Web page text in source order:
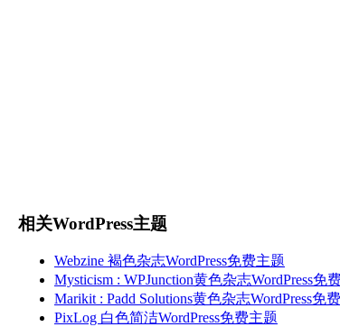
相关WordPress主题
Webzine 褐色杂志WordPress免费主题
Mysticism : WPJunction黄色杂志WordPress免
Marikit : Padd Solutions黄色杂志WordPress免
PixLog 白色简洁WordPress免费主题